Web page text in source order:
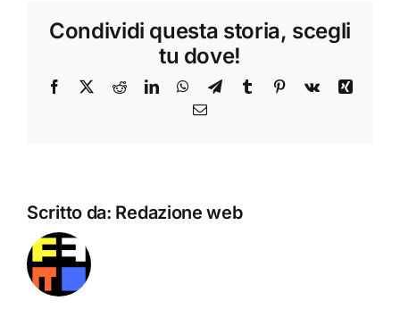
Condividi questa storia, scegli
tu dove!
Facebook RedditLinkedInWhatsApp
TelegramTumblr Pinterest
Vk
Xing
Email
Scritto da: Redazione web